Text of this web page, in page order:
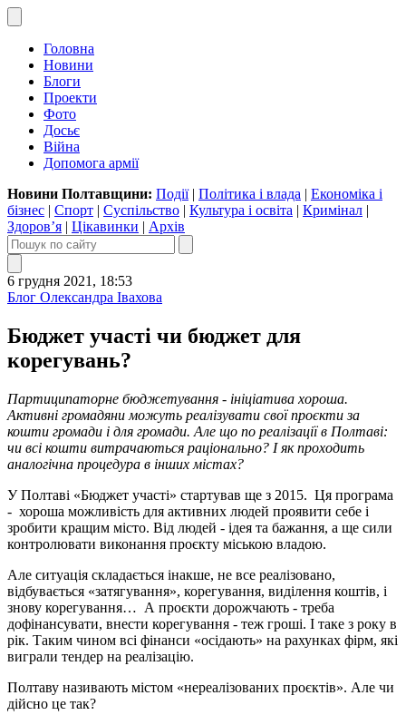
Головна
Новини
Блоги
Проекти
Фото
Досьє
Війна
Допомога армії
Новини Полтавщини: Події| Політика і влада | Економіка і
бізнес | Спорт | Суспільство | Культура і освіта | Кримінал |
Здоров’я | Цікавинки | Архів
6 грудня 2021, 18:53
Блог Олександра Івахова
Бюджет участі чи бюджет для
корегувань?
Партиципаторне бюджетування - ініціатива хороша.
Активні громадяни можуть реалізувати свої проєкти за
кошти громади і для громади. Але що по реалізації в Полтаві:
чи всі кошти витрачаються раціонально? І як проходить
аналогічна процедура в інших містах?
У Полтаві «Бюджет участі» стартував ще з 2015. Ця програма
- хороша можливість для активних людей проявити себе і
зробити кращим місто. Від людей - ідея та бажання, а ще сили
контролювати виконання проєкту міською владою.
Але ситуація складається інакше, не все реалізовано,
відбувається «затягування», корегування, виділення коштів, і
знову корегування… А проєкти дорожчають - треба
дофінансувати, внести корегування - теж гроші. І таке з року в
рік. Таким чином всі фінанси «осідають» на рахунках фірм, які
виграли тендер на реалізацію.
Полтаву називають містом «нереалізованих проєктів». Але чи
дійсно це так?